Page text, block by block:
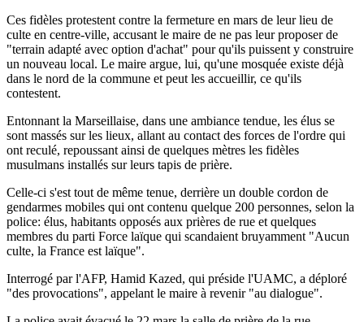
Ces fidèles protestent contre la fermeture en mars de leur lieu de
culte en centre-ville, accusant le maire de ne pas leur proposer de
"terrain adapté avec option d'achat" pour qu'ils puissent y construire
un nouveau local. Le maire argue, lui, qu'une mosquée existe déjà
dans le nord de la commune et peut les accueillir, ce qu'ils
contestent.
Entonnant la Marseillaise, dans une ambiance tendue, les élus se
sont massés sur les lieux, allant au contact des forces de l'ordre qui
ont reculé, repoussant ainsi de quelques mètres les fidèles
musulmans installés sur leurs tapis de prière.
Celle-ci s'est tout de même tenue, derrière un double cordon de
gendarmes mobiles qui ont contenu quelque 200 personnes, selon la
police: élus, habitants opposés aux prières de rue et quelques
membres du parti Force laïque qui scandaient bruyamment "Aucun
culte, la France est laïque".
Interrogé par l'AFP, Hamid Kazed, qui préside l'UAMC, a déploré
"des provocations", appelant le maire à revenir "au dialogue".